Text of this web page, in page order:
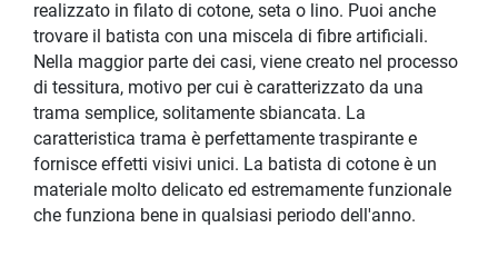
realizzato in filato di cotone, seta o lino. Puoi anche
trovare il batista con una miscela di fibre artificiali.
Nella maggior parte dei casi, viene creato nel processo
di tessitura, motivo per cui è caratterizzato da una
trama semplice, solitamente sbiancata. La
caratteristica trama è perfettamente traspirante e
fornisce effetti visivi unici. La batista di cotone è un
materiale molto delicato ed estremamente funzionale
che funziona bene in qualsiasi periodo dell'anno.